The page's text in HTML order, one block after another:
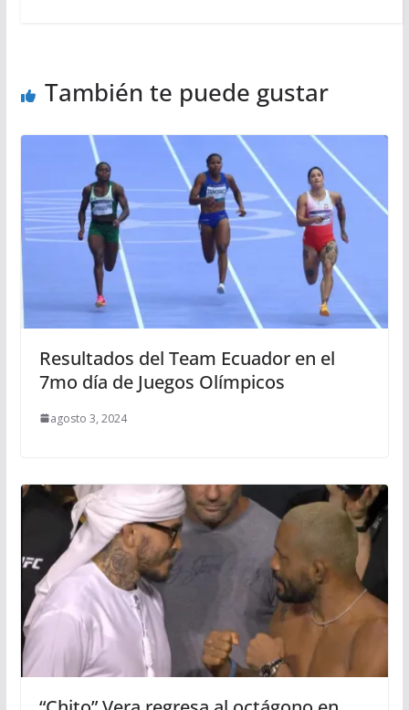
También te puede gustar
Resultados del Team Ecuador en el
7mo día de Juegos Olímpicos
agosto 3, 2024